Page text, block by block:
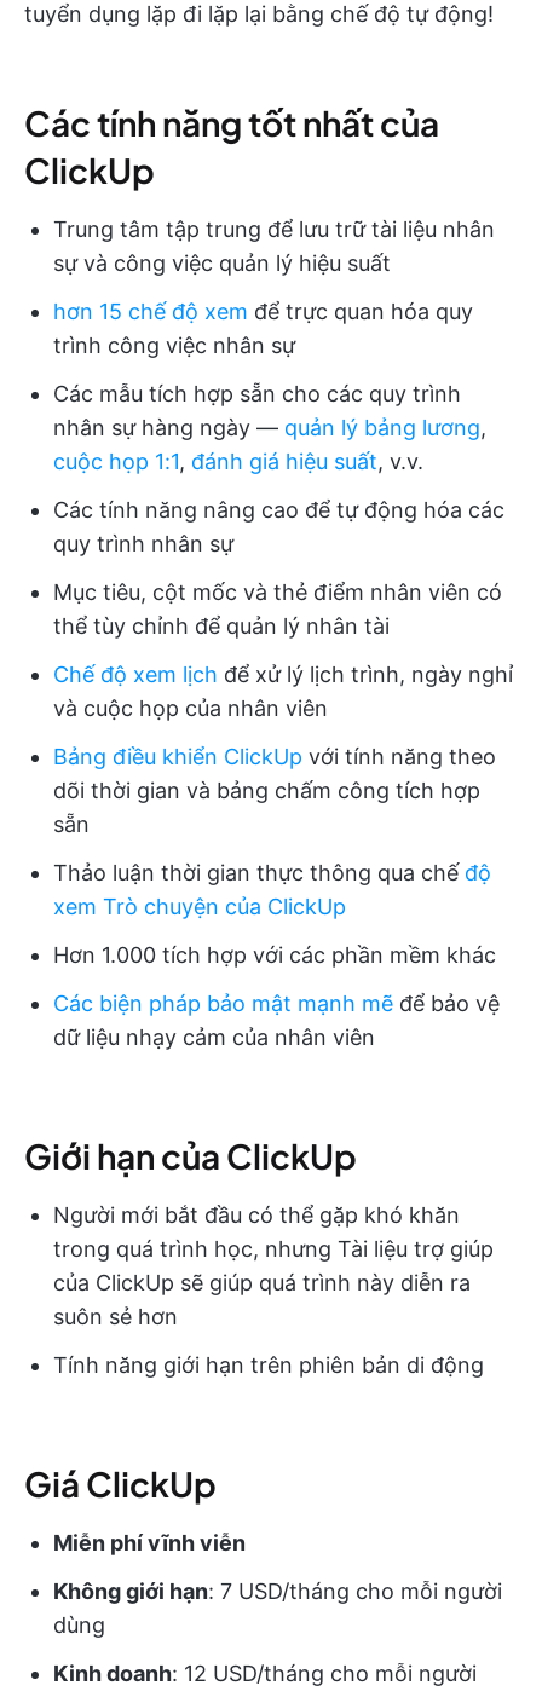
tuyển dụng lặp đi lặp lại bằng chế độ tự động!
Các tính năng tốt nhất của
ClickUp
Trung tâm tập trung để lưu trữ tài liệu nhân
sự và công việc quản lý hiệu suất
hơn 15 chế độ xem để trực quan hóa quy
trình công việc nhân sự
Các mẫu tích hợp sẵn cho các quy trình
nhân sự hàng ngày — quản lý bảng lương,
cuộc họp 1:1, đánh giá hiệu suất, v.v.
Các tính năng nâng cao để tự động hóa các
quy trình nhân sự
Mục tiêu, cột mốc và thẻ điểm nhân viên có
thể tùy chỉnh để quản lý nhân tài
Chế độ xem lịch để xử lý lịch trình, ngày nghỉ
và cuộc họp của nhân viên
Bảng điều khiển ClickUp với tính năng theo
dõi thời gian và bảng chấm công tích hợp
sẵn
Thảo luận thời gian thực thông qua chế độ
xem Trò chuyện của ClickUp
Hơn 1.000 tích hợp với các phần mềm khác
Các biện pháp bảo mật mạnh mẽ để bảo vệ
dữ liệu nhạy cảm của nhân viên
Giới hạn của ClickUp
Người mới bắt đầu có thể gặp khó khăn
trong quá trình học, nhưng Tài liệu trợ giúp
của ClickUp sẽ giúp quá trình này diễn ra
suôn sẻ hơn
Tính năng giới hạn trên phiên bản di động
Giá ClickUp
Miễn phí vĩnh viễn
Không giới hạn: 7 USD/tháng cho mỗi người
dùng
Kinh doanh: 12 USD/tháng cho mỗi người